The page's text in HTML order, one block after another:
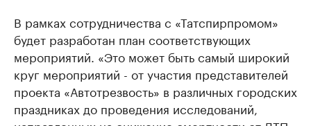
В рамках сотрудничества с «Татспирпромом»
будет разработан план соответствующих
мероприятий. «Это может быть самый широкий
круг мероприятий - от участия представителей
проекта «Автотрезвость» в различных городских
праздниках до проведения исследований,